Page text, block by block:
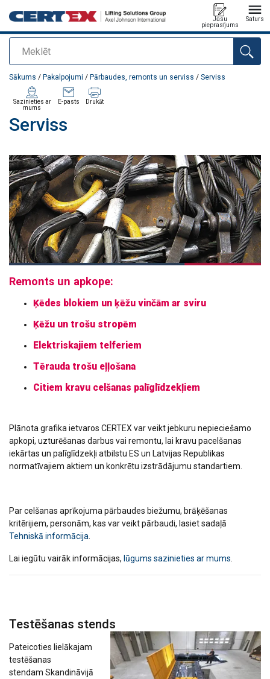
Meklēt
Jūsu
pieprasījums
Saturs
Pievienots jūsu pasūtījumam
Sākums / Pakalpojumi / Pārbaudes, remonts un serviss / Serviss
Serviss
Sazinieties ar
mums
E-pasts Drukāt
Remonts un apkope:
Ķēdes blokiem un ķēžu vinčām ar sviru
Ķēžu un trošu stropēm
Elektriskajiem telferiem
Tērauda trošu eļļošana
Citiem kravu celšanas palīglīdzekļiem
Plānota grafika ietvaros CERTEX var veikt jebkuru nepieciešamo
apkopi, uzturēšanas darbus vai remontu, lai kravu pacelšanas
iekārtas un palīglīdzekļi atbilstu ES un Latvijas Republikas
normatīvajiem aktiem un konkrētu izstrādājumu standartiem.
Par celšanas aprīkojuma pārbaudes biežumu, brāķēšanas
kritērijiem, personām, kas var veikt pārbaudi, lasiet sadaļā
Tehniskā informācija
Lai iegūtu vairāk informācijas, lūgums sazinieties ar mums
Testēšanas stends
Pateicoties lielākajam
testēšanas
stendam Skandināvijā